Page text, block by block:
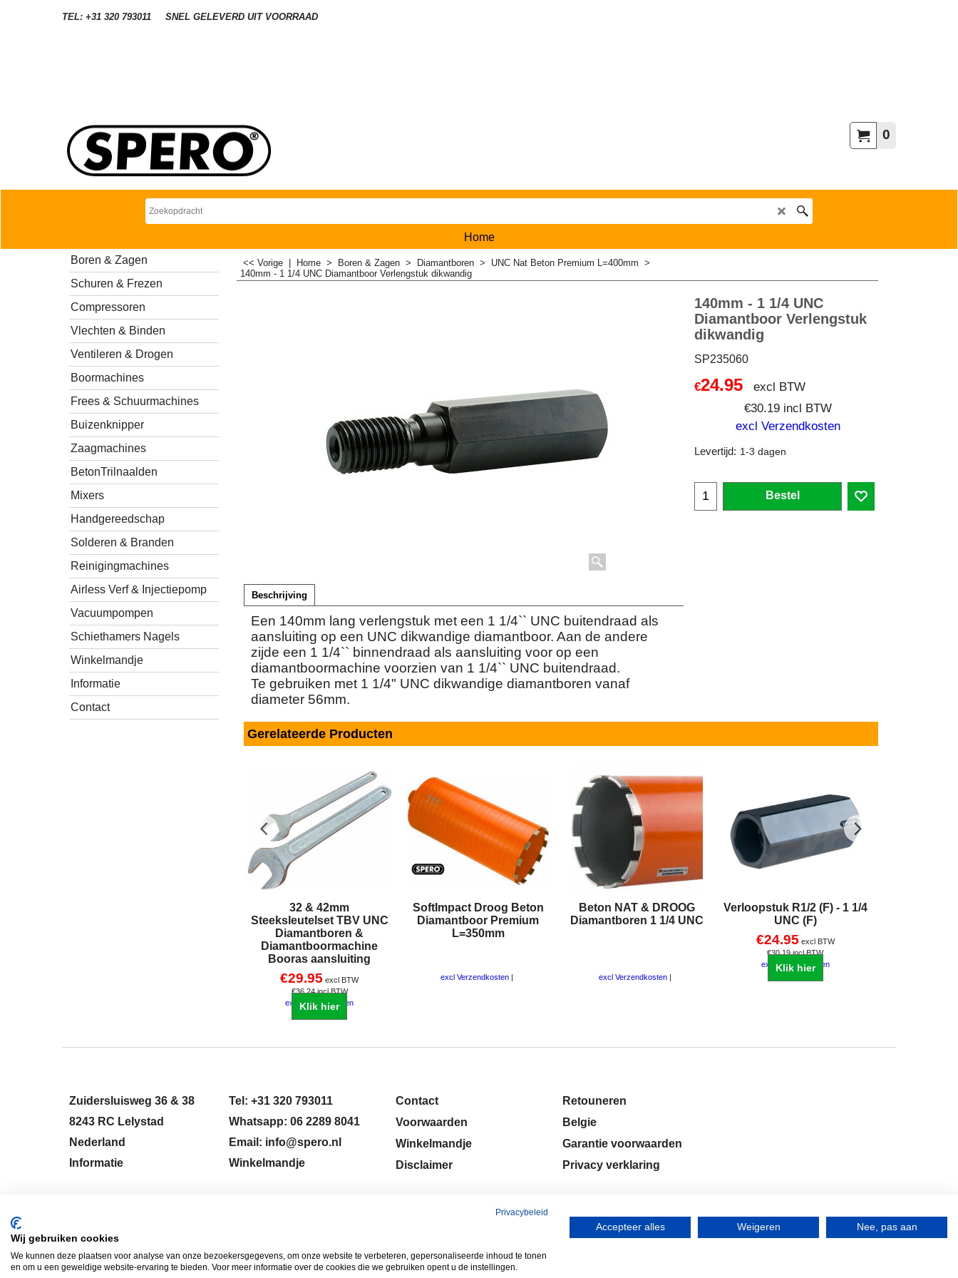
TEL: +31 320 793011 SNEL GELEVERD UIT VOORRAAD
0
Home
Boren & Zagen
Schuren & Frezen
Compressoren
Vlechten & Binden
Ventileren & Drogen
Boormachines
Frees & Schuurmachines
Buizenknipper
Zaagmachines
BetonTrilnaalden
Mixers
Handgereedschap
Solderen & Branden
Reinigingmachines
Airless Verf & Injectiepomp
Vacuumpompen
Schiethamers Nagels
Winkelmandje
Informatie
Contact
<< Vorige Home > Boren & Zagen > Diamantboren > UNC Nat Beton Premium L=400mm >
140mm - 1 1/4 UNC Diamantboor Verlengstuk dikwandig
140mm - 1 1/4 UNC
Diamantboor Verlengstuk
dikwandig
SP235060
€24.95
excl BTW
€30.19 incl BTW
excl Verzendkosten
Levertijd: 1-3 dagen
Bestel
Beschrijving
Een 140mm lang verlengstuk met een 1 1/4`` UNC buitendraad als
aansluiting op een UNC dikwandige diamantboor. Aan de andere
zijde een 1 1/4`` binnendraad als aansluiting voor op een
diamantboormachine voorzien van 1 1/4`` UNC buitendraad.
Te gebruiken met 1 1/4" UNC dikwandige diamantboren vanaf
diameter 56mm.
Gerelateerde Producten
32 & 42mm
Steeksleutelset TBV UNC
Diamantboren &
Diamantboormachine
Booras aansluiting
€29.95 excl BTW
€36.24 incl BTW
excl Verzendkosten
SoftImpact Droog Beton
Diamantboor Premium
L=350mm
excl Verzendkosten
Beton NAT & DROOG
Diamantboren 1 1/4 UNC
excl Verzendkosten
Verloopstuk R1/2 (F) - 1 1/4
UNC (F)
€24.95 excl BTW
€30.19 incl BTW
excl Verzendkosten
Zuidersluisweg 36 & 38
8243 RC Lelystad
Nederland
Informatie
Tel: +31 320 793011
Whatsapp: 06 2289 8041
Email: info@spero.nl
Winkelmandje
Contact
Voorwaarden
Winkelmandje
Disclaimer
Retouneren
Belgie
Garantie voorwaarden
Privacy verklaring
Webwinkel gemaakt met
Privacybeleid
Wij gebruiken cookies
We kunnen deze plaatsen voor analyse van onze bezoekersgegevens, om onze website te verbeteren, gepersonaliseerde inhoud te tonen
en om u een geweldige website-ervaring te bieden. Voor meer informatie over de cookies die we gebruiken opent u de instellingen.
Accepteer alles Weigeren Nee, pas aan